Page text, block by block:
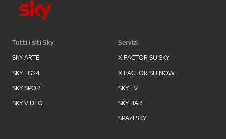
Tutti i siti Sky:
SKY ARTE
SKY TG24
SKY SPORT
SKY VIDEO
Servizi:
X FACTOR SU SKY
X FACTOR SU NOW
SKY TV
SKY BAR
SPAZI SKY